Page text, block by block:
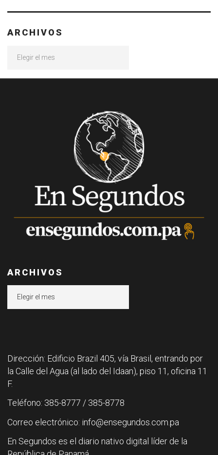
ARCHIVOS
ARCHIVOS
Dirección: Edificio Brazil 405, vía Brasil, entrando por
la Calle del Agua (al lado del Idaan), piso 11, oficina 11
F.
Teléfono: 385-8777 / 385-8778
Correo electrónico: info@ensegundos.com.pa
En Segundos es el diario nativo digital líder de la